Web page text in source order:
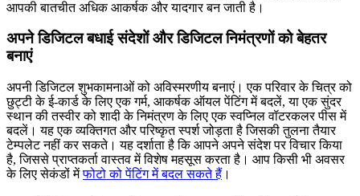
आपकी बातचीत अधिक आकर्षक और यादगार बन जाती है।
अपने डिजिटल बधाई संदेशों और डिजिटल निमंत्रणों को बेहतर
बनाएं
अपनी डिजिटल शुभकामनाओं को अविस्मरणीय बनाएं। एक परिवार के चित्र को
छुट्टी के ई-कार्ड के लिए एक गर्म, आकर्षक ऑयल पेंटिंग में बदलें, या एक सुंदर
स्थान की तस्वीर को शादी के निमंत्रण के लिए एक स्वप्निल वॉटरकलर पीस में
बदलें। यह एक व्यक्तिगत और परिष्कृत स्पर्श जोड़ता है जिसकी तुलना तैयार
टेम्पलेट नहीं कर सकते। यह दर्शाता है कि आपने अपने संदेश पर विचार किया
है, जिससे प्राप्तकर्ता वास्तव में विशेष महसूस करता है। आप किसी भी अवसर
के लिए सेकंडों मेंफोटो को पेंटिंग में बदल सकते हैं ।